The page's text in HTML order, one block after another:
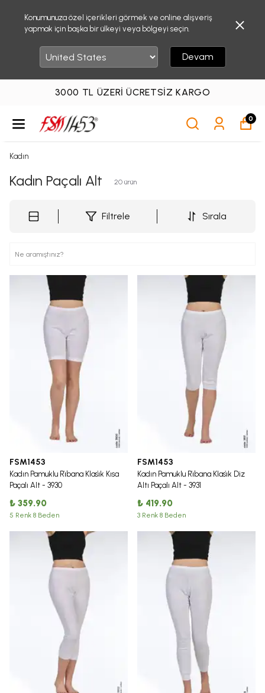
Konumunuza özel içerikleri görmek ve online alışveriş
yapmak için başka bir ülkeyi veya bölgeyi seçin.
Devam
3000 TL ÜZERI ÜCRETSIZ KARGO
0
Kadın
Kadın Paçalı Alt 20 ürün
Filtrele Sırala
FSM1453
Kadın Pamuklu Ri̇bana Klasi̇k Kısa
Paçalı Alt - 3930
₺ 359.90
5 Renk 8 Beden
FSM1453
Kadın Pamuklu Ri̇bana Klasi̇k Diz
Altı Paçalı Alt - 3931
₺ 419.90
3 Renk 8 Beden